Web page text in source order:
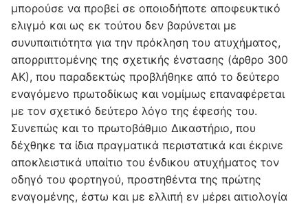
μπορούσε να προβεί σε οποιοδήποτε αποφευκτικό
ελιγμό και ως εκ τούτου δεν βαρύνεται με
συνυπαιτιότητα για την πρόκληση του ατυχήματος,
απορριπτομένης της σχετικής ένστασης (άρθρο 300
ΑΚ), που παραδεκτώς προβλήθηκε από το δεύτερο
εναγόμενο πρωτοδίκως και νομίμως επαναφέρεται
με τον σχετικό δεύτερο λόγο της έφεσής του.
Συνεπώς και το πρωτοβάθμιο Δικαστήριο, που
δέχθηκε τα ίδια πραγματικά περιστατικά και έκρινε
αποκλειστικά υπαίτιο του ένδικου ατυχήματος τον
οδηγό του φορτηγού, προστηθέντα της πρώτης
εναγομένης, έστω και με ελλιπή εν μέρει αιτιολογία